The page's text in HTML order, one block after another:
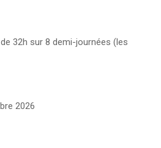
32h sur 8 demi-journées (les
2026